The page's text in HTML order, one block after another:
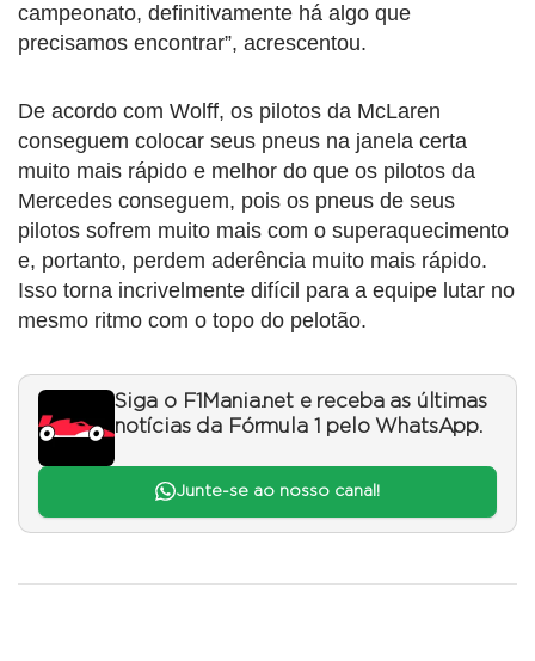
campeonato, definitivamente há algo que
precisamos encontrar”, acrescentou.
De acordo com Wolff, os pilotos da McLaren
conseguem colocar seus pneus na janela certa
muito mais rápido e melhor do que os pilotos da
Mercedes conseguem, pois os pneus de seus
pilotos sofrem muito mais com o superaquecimento
e, portanto, perdem aderência muito mais rápido.
Isso torna incrivelmente difícil para a equipe lutar no
mesmo ritmo com o topo do pelotão.
Siga o F1Mania.net e receba as últimas
notícias da Fórmula 1 pelo WhatsApp.
Junte-se ao nosso canal!